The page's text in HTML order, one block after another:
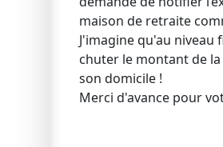
maison de retraite
J'imagine qu'au niveau
chuter le montant de
son domicile !
Merci d'avance pour